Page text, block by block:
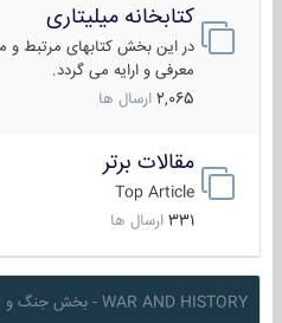
کتابخانه میلیتاری
در این بخش کتابهای مرتبط و
معرفی و ارایه می گردد.
2,065 ارسال ها
مقالات برتر
Top Article
331 ارسال ها
WAR AND HISTORY - بخش جنگ و تاریخ